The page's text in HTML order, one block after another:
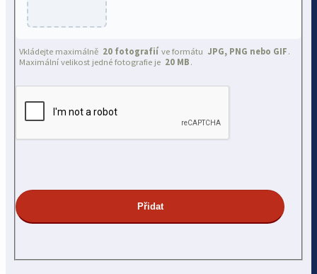
Vkládejte maximálně 20 fotografií ve formátu JPG, PNG nebo GIF .
Maximální velikost jedné fotografie je 20 MB .